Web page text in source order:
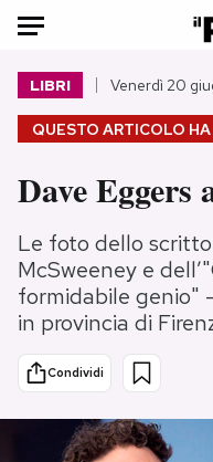
HOME
Italia
Politica
Tecnologia
Internet
Cultura
Sport
QUESTO ARTICOLO HA
LIBRI Venerdì 20
Dave Eggers
Le foto dello
McSweeney e
formidabile genio"
in provincia di
Condividi